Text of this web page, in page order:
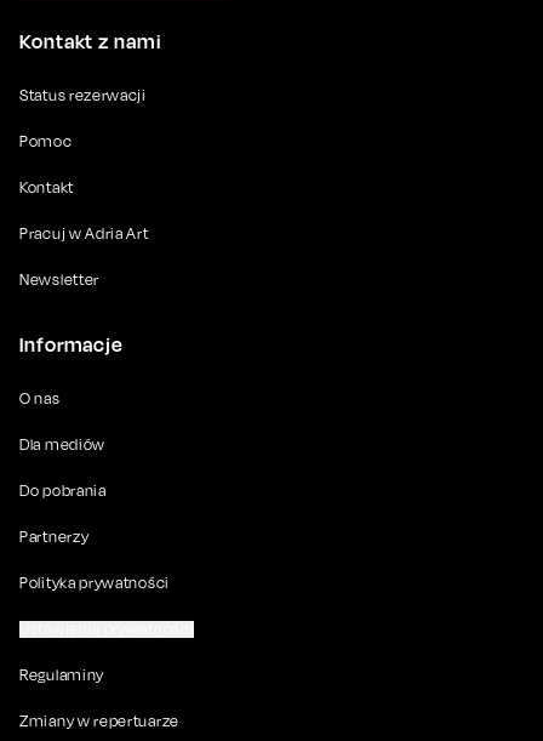
Kontakt z nami
Status rezerwacji
Pomoc
Kontakt
Pracuj w Adria Art
Newsletter
Informacje
O nas
Dla mediów
Do pobrania
Partnerzy
Polityka prywatności
Regulaminy
Zmiany w repertuarze